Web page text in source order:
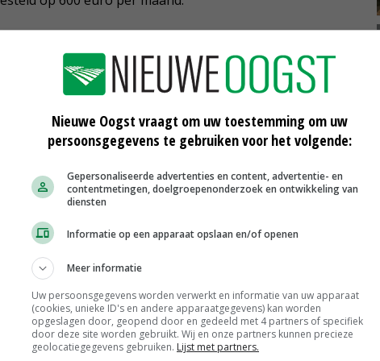
looptijd van de cao ongewijzigd verlengd. Het gehele
Vakmensen nu voorgelegd aan de leden.
Verhuizing Provimi-fabriek in loop
Cargill start onderzoek naar
cacaobonen in verticaal teeltsysteem
17-08-2021
Nieuwe Oogst vraagt om uw toestemming om uw
persoonsgegevens te gebruiken voor het volgende:
Gepersonaliseerde advertenties en content, advertentie- en
contentmetingen, doelgroepenonderzoek en ontwikkeling van
diensten
Informatie op een apparaat opslaan en/of openen
Meer informatie
Uw persoonsgegevens worden verwerkt en informatie van uw apparaat
(cookies, unieke ID's en andere apparaatgegevens) kan worden
opgeslagen door, geopend door en gedeeld met 4 partners of specifiek
door deze site worden gebruikt. Wij en onze partners kunnen precieze
geolocatiegegevens gebruiken. Lijst met partners.